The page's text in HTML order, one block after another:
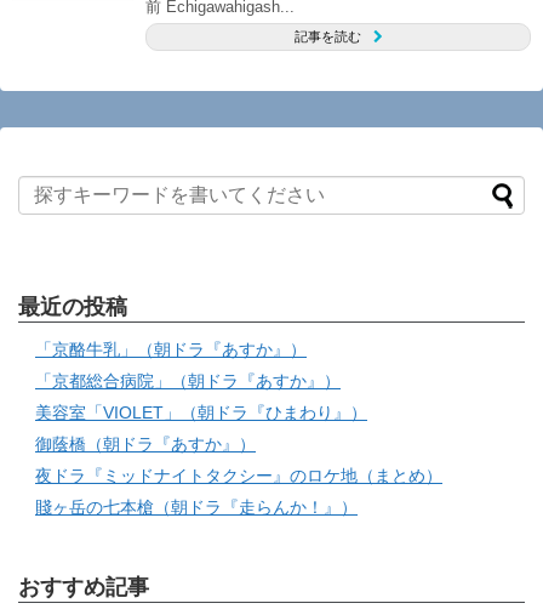
前 Echigawahigash...
記事を読む
最近の投稿
「京酪牛乳」（朝ドラ『あすか』）
「京都総合病院」（朝ドラ『あすか』）
美容室「VIOLET」（朝ドラ『ひまわり』）
御蔭橋（朝ドラ『あすか』）
夜ドラ『ミッドナイトタクシー』のロケ地（まとめ）
賤ヶ岳の七本槍（朝ドラ『走らんか！』）
おすすめ記事